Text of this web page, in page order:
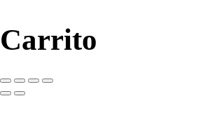
Carrito